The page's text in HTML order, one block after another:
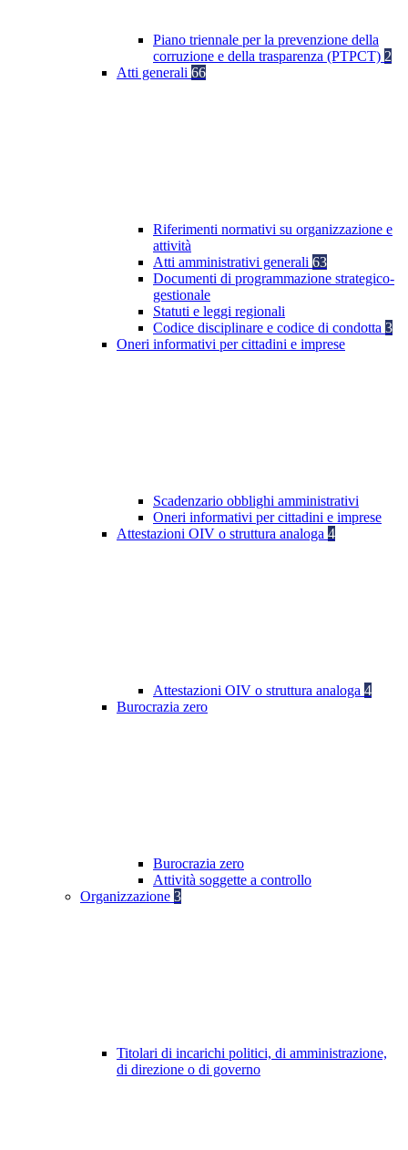
Piano triennale per la prevenzione della
corruzione e della trasparenza (PTPCT) 2
Atti generali 66
Riferimenti normativi su organizzazione e
attività
Atti amministrativi generali 63
Documenti di programmazione strategico-
gestionale
Statuti e leggi regionali
Codice disciplinare e codice di condotta 3
Oneri informativi per cittadini e imprese
Scadenzario obblighi amministrativi
Oneri informativi per cittadini e imprese
Attestazioni OIV o struttura analoga 4
Attestazioni OIV o struttura analoga 4
Burocrazia zero
Burocrazia zero
Attività soggette a controllo
Organizzazione 3
Titolari di incarichi politici, di amministrazione,
di direzione o di governo